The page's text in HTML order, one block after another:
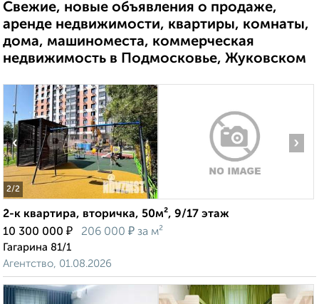
Свежие, новые объявления о продаже,
аренде недвижимости, квартиры, комнаты,
дома, машиноместа, коммерческая
недвижимость в Подмосковье, Жуковском
2/2
‹ ›
2-к квартира, вторичка, 50м², 9/17 этаж
10 300 000 ₽ 206 000 ₽ за м²
Гагарина 81/1
Агентство, 01.08.2026